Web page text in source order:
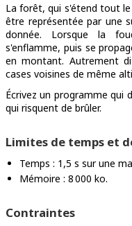
La forêt, qui s'étend tout
être représentée par une
donnée. Lorsque la
s'enflamme, puis se
en montant. Autrement
cases voisines de même
Écrivez un programme qui
qui risquent de brûler.
Limites de temps et
Temps : 1,5 s sur une
Mémoire : 8 000 ko.
Contraintes